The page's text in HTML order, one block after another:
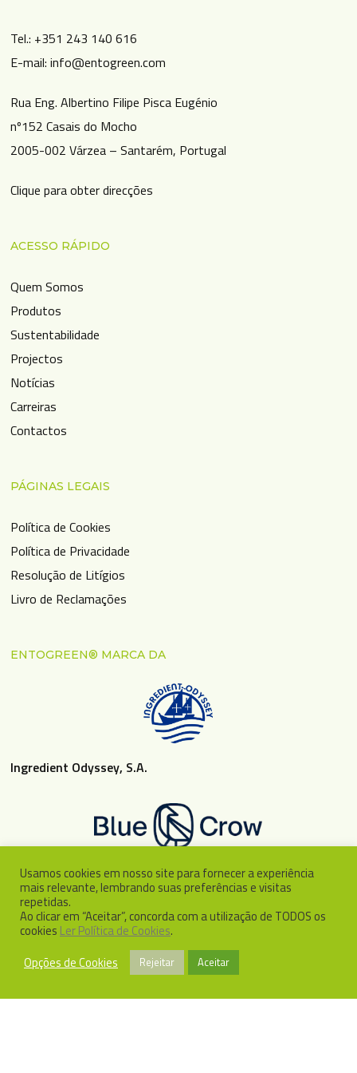
Na EntoGreen interagimos com diversos
ambiente. Nesse sentido participamos…
Tel.: +351 243 140 616
E-mail: info@entogreen.com
Rua Eng. Albertino Filipe Pisca Eugénio
nº152 Casais do Mocho
2005-002 Várzea – Santarém, Portugal
Clique para obter direcções
ACESSO RÁPIDO
Quem Somos
Produtos
Sustentabilidade
Projectos
Notícias
Carreiras
Contactos
PÁGINAS LEGAIS
Política de Cookies
Política de Privacidade
Resolução de Litígios
Livro de Reclamações
ENTOGREEN® MARCA DA
Ingredient Odyssey, S.A.
Usamos cookies em nosso site para fornecer a experiência
mais relevante, lembrando suas preferências e visitas
repetidas.
Ao clicar em “Aceitar”, concorda com a utilização de TODOS os
cookies Ler Política de Cookies.
Opções de Cookies
Rejeitar Aceitar